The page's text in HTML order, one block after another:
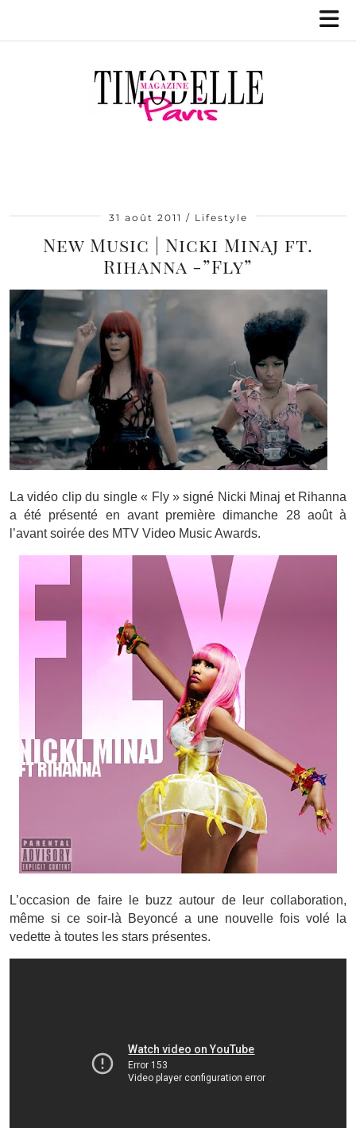
31 août 2011 Lifestyle
New Music | Nicki Minaj ft.
Rihanna -”Fly”
La vidéo clip du single « Fly » signé Nicki Minaj et Rihanna
a été présenté en avant première dimanche 28 août à
l’avant soirée des MTV Video Music Awards.
L’occasion de faire le buzz autour de leur collaboration,
même si ce soir-là Beyoncé a une nouvelle fois volé la
vedette à toutes les stars présentes.